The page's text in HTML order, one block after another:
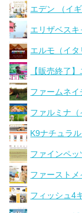
エデン （イギ
エリザベスキ
エルモ（イタ
【販売終了
ファームネイ
ファルミナ（
K9ナチュラ
ファインペッ
ファーストメ
フィッシュ4